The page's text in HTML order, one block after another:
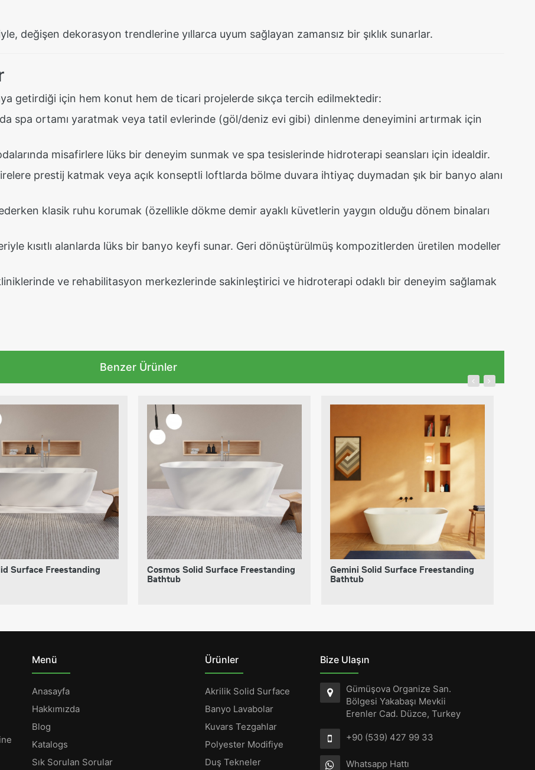
değişen dekorasyon trendlerine yıllarca uyum sağlayan zamansız bir şıklık sunarlar.
getirdiği için hem konut hem de ticari projelerde sıkça tercih edilmektedir:
spa ortamı yaratmak veya tatil evlerinde (göl/deniz evi gibi) dinlenme deneyimini artırmak için
misafirlere lüks bir deneyim sunmak ve spa tesislerinde hidroterapi seansları için idealdir.
prestij katmak veya açık konseptli loftlarda bölme duvara ihtiyaç duymadan şık bir banyo alanı
klasik ruhu korumak (özellikle dökme demir ayaklı küvetlerin yaygın olduğu dönem binaları
kısıtlı alanlarda lüks bir banyo keyfi sunar. Geri dönüştürülmüş kompozitlerden üretilen modeller
ve rehabilitasyon merkezlerinde sakinleştirici ve hidroterapi odaklı bir deneyim sağlamak
Benzer Ürünler
Surface Freestanding
Cosmos Solid Surface Freestanding
Bathtub
Gemini Solid Surface Freestanding
Bathtub
Menü
Anasayfa
Hakkımızda
Blog
Katalogs
Sık Sorulan Sorular
Ürünler
Akrilik Solid Surface
Banyo Lavabolar
Kuvars Tezgahlar
Polyester Modifiye
Duş Tekneler
Bize Ulaşın
Gümüşova Organize San.
Bölgesi Yakabaşı Mevkii
Erenler Cad. Düzce, Turkey
+90 (539) 427 99 33
Whatsapp Hattı